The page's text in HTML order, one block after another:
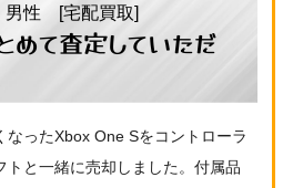
性 [宅配買取]
めて査定していただ
なったXbox One Sをコントローラ
トと一緒に売却しました。付属品